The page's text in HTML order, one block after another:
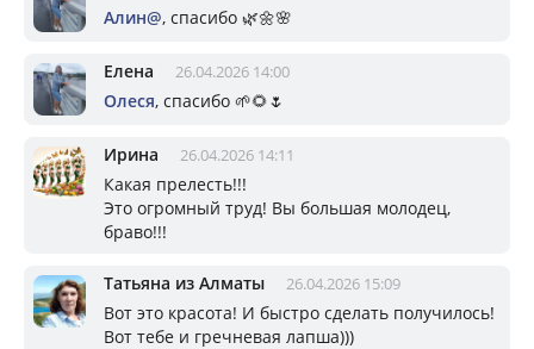
Алин@, спасибо 🌿🌼🌸
Елена 26.04.2026 14:00
Олеся, спасибо 🌱🌻🌷
Ирина 26.04.2026 14:11
Какая прелесть!!!
Это огромный труд! Вы большая молодец,
браво!!!
Татьяна из Алматы 26.04.2026 15:09
Вот это красота! И быстро сделать получилось!
Вот тебе и гречневая лапша)))